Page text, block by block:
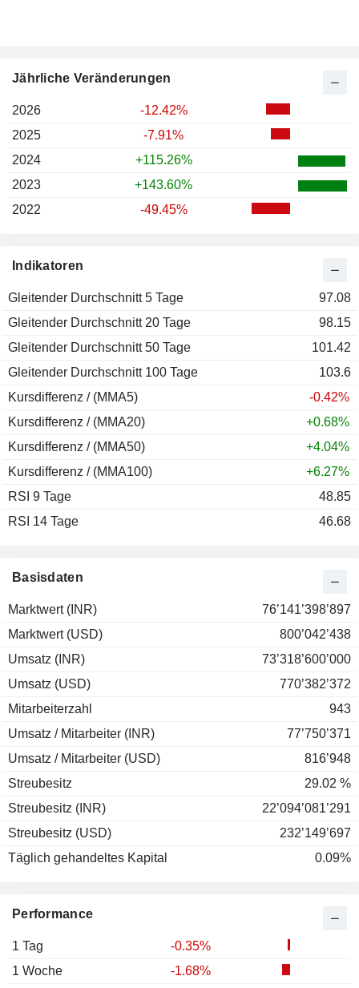
Performance
1 Tag
-0.35%
1 Woche
-1.68%
Basisdaten
Marktwert (INR)
76’141’398’897
Marktwert (USD)
800’042’438
Umsatz (INR)
73’318’600’000
Umsatz (USD)
770’382’372
Mitarbeiterzahl
943
Umsatz / Mitarbeiter (INR)
77’750’371
Umsatz / Mitarbeiter (USD)
816’948
Streubesitz
29.02 %
Streubesitz (INR)
22’094’081’291
Streubesitz (USD)
232’149’697
Täglich gehandeltes Kapital
0.09%
Indikatoren
Gleitender Durchschnitt 5 Tage
97.08
Gleitender Durchschnitt 20 Tage
98.15
Gleitender Durchschnitt 50 Tage
101.42
Gleitender Durchschnitt 100 Tage
103.6
Kursdifferenz / (MMA5)
-0.42%
Kursdifferenz / (MMA20)
+0.68%
Kursdifferenz / (MMA50)
+4.04%
Kursdifferenz / (MMA100)
+6.27%
RSI 9 Tage
48.85
RSI 14 Tage
46.68
Jährliche Veränderungen
2026
-12.42%
2025
-7.91%
2024
+115.26%
2023
+143.60%
2022
-49.45%